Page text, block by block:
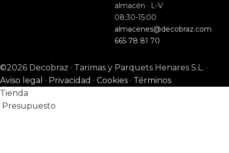
almacén · L-V
08:30-15:00
almacenes@decobraz.com
665 78 81 70
©2026 Decobraz · Tarimas y Parquets Henares S.L. ·
Aviso legal · Privacidad · Cookies · Términos
Tienda
Presupuesto